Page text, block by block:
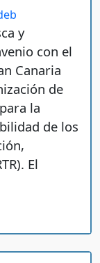
y
con el
Canaria
de
la
de los
El